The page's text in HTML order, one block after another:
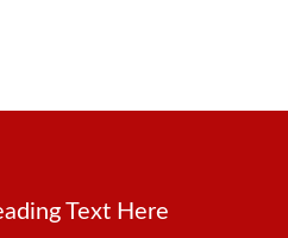
Text Here